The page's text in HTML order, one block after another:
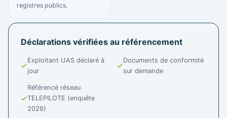
registres publics.
Déclarations vérifiées au référencement
Exploitant UAS déclaré à
jour
Documents de conformité
sur demande
Référencé réseau
TELEPILOTE (enquête
2026)